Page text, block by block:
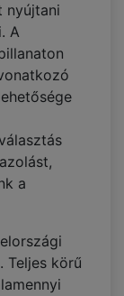
nyújtani
A
a
Teljes körű